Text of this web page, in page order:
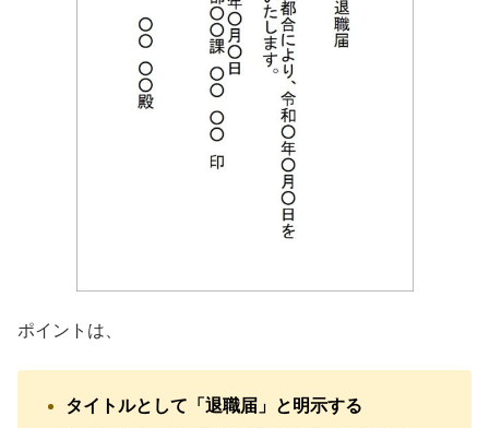
ポイントは、
タイトルとして「退職届」と明示する